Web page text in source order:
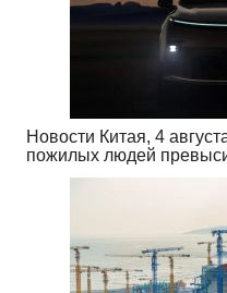
Новости Китая, 4
пожилых людей